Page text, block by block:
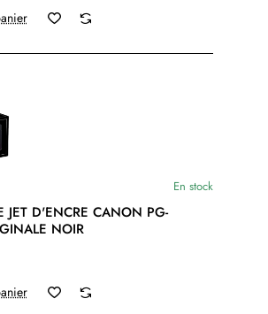
En stock
JET D'ENCRE CANON PG-
NOIR